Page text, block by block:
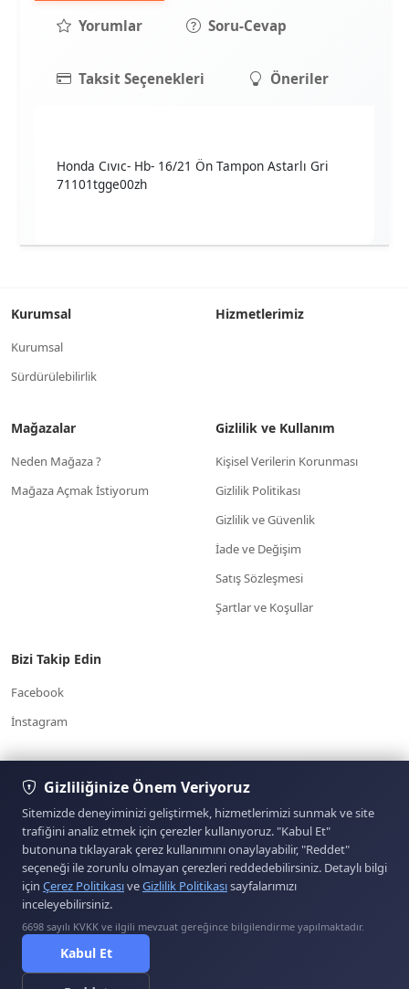
Yorumlar Soru-Cevap
Taksit Seçenekleri Öneriler
Honda Cıvıc- Hb- 16/21 Ön Tampon Astarlı Gri
71101tgge00zh
Kurumsal
Kurumsal
Sürdürülebilirlik
Hizmetlerimiz
Mağazalar
Neden Mağaza ?
Mağaza Açmak İstiyorum
Gizlilik ve Kullanım
Kişisel Verilerin Korunması
Gizlilik Politikası
Gizlilik ve Güvenlik
İade ve Değişim
Satış Sözleşmesi
Şartlar ve Koşullar
Bizi Takip Edin
Facebook
İnstagram
7/24 Müşteri
Hizmetleri
05354574303
Yardım Merkezi
www.otoparcabul.com/
Sitemizde yer alan kullanıcıların oluşturduğu tüm
içerik, görüş ve bilgilerin doğruluğu, eksiksiz ve
değişmez olduğu, yayınlanması ile ilgili yasal
yükümlülükler içeriği oluşturan kullanıcıya aittir. Bu
içeriğin, görüş ve bilgilerin yanlışlık, eksiklik veya
yasalarla düzenlenmiş kurallara aykırılığından sitemiz
hiçbir şekilde sorumlu değildir. Sorularınız için ilan
sahibi ile irtibata geçebilirsiniz.
ETBİS'e Kayıtlıdır.
Gizliliğinize Önem Veriyoruz
Sitemizde deneyiminizi geliştirmek, hizmetlerimizi sunmak ve site
trafiğini analiz etmek için çerezler kullanıyoruz. "Kabul Et"
butonuna tıklayarak çerez kullanımını onaylayabilir, "Reddet"
seçeneği ile zorunlu olmayan çerezleri reddedebilirsiniz. Detaylı bilgi
için Çerez PolitikasıveGizlilik Politikasısayfalarımızı
inceleyebilirsiniz.
6698 sayılı KVKK ve ilgili mevzuat gereğince bilgilendirme yapılmaktadır.
Kabul Et